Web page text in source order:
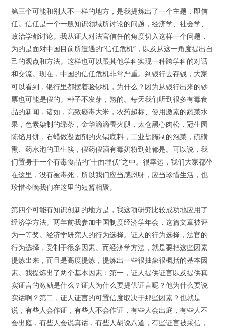
第三个可能和别人不一样的地方，是我提炼出了一个主题，即信
任。信任是一个一般知识领域所讨论的问题，经济学、社会学、
政治学都讨论。我从证人对法官信任的角度切入这样一个问题，
为的是面对中国目前所遭遇的“信任危机”，以及从这一角度提出自
己的观点和方法。这样也可以跟其他学科实现一种跨学科的对话
和交流。现在，中国的信任危机非常严重。到银行去存钱，大家
可以看到，银行里都摆着验钞机，为什么？因为从银行出来的钞
票也可能是假的。种子不发芽，熟的。每天我们听到很多有毒食
品的新闻，诸如，高致癌毒大米，农药超标、使用激素的蔬菜水
果，色素染制的绿茶，金华滴滴畏火腿，太仓黑心肉松，冠生园
陈馅月饼，石蜡做凝固剂的火锅底料，工业盐腌制的泡菜，硫磺
熏、药水泡的卫生筷，假药假酒有毒奶粉到处都是。可以说，我
们置身于一个有毒食品的“十面埋伏”之中。很幸运，我们大家都坐
在这里，没有被毒死，所以我们应当感恩呀，应当珍惜生活，也
珍惜今晚我们在这里的短暂相聚。
第四个可能有知识创新的地方是，我这项研究比较成功地应用了
经济学方法。两年前我参加中国制度经济学年会，这篇文章被评
为一等奖。经济学研究人的行为选择。证人的行为选择，法官的
行为选择，受制于很多因素。而经济学方法，就是要把这些因素
提炼出来，而且是高度提炼，提炼出一些很抽象很概括的基本因
素。我提炼出了两个基本因素：第一，证人提供证言以及提供真
实证言的激励是什么？证人为什么要提供证言呢？他为什么要说
实话啊？第二，证人证言的可置信度取决于那些因素？也就是
说，有些人会作证，有些人不会作证，有些人会出庭，有些人不
会出庭，有些人会说真话，有些人胡说八道，有些证言被采信，